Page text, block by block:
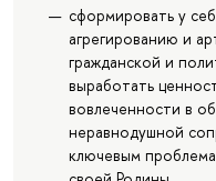
сформировать у
агрегированию и
гражданской и
выработать
вовлеченности в
неравнодушной
ключевым